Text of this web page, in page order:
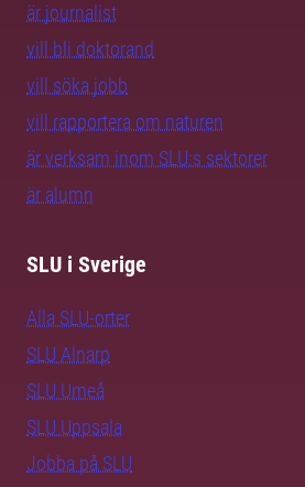
är journalist
vill bli doktorand
vill söka jobb
vill rapportera om naturen
är verksam inom SLU:s sektorer
är alumn
SLU i Sverige
Alla SLU-orter
SLU Alnarp
SLU Umeå
SLU Uppsala
Jobba på SLU